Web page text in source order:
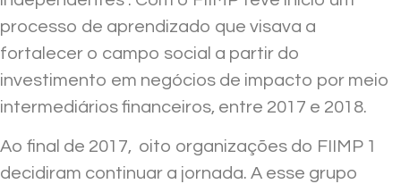
processo de aprendizado que visava a
fortalecer o campo social a partir do
investimento em negócios de impacto por meio
intermediários financeiros, entre 2017 e 2018.
Ao final de 2017, oito organizações do FIIMP 1
decidiram continuar a jornada. A esse grupo